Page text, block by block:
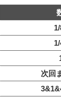
次回